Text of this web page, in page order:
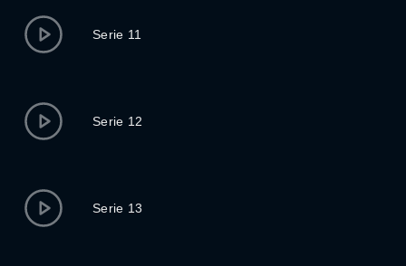
Serie 11
Serie 12
Serie 13